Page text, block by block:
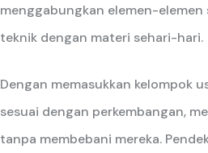
menggabungkan elemen-
teknik dengan materi sehari-hari.
Dengan memasukkan kelompok
sesuai dengan perkembangan,
tanpa membebani mereka.